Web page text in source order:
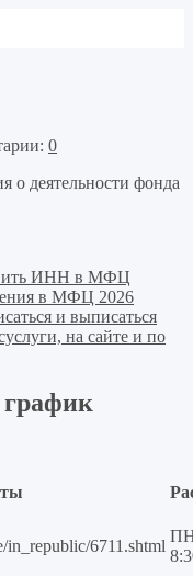
0
о деятельности фонда
ИНН в МФЦ
в МФЦ 2026
и выписаться
на сайте и по
in_republic/6711.shtml